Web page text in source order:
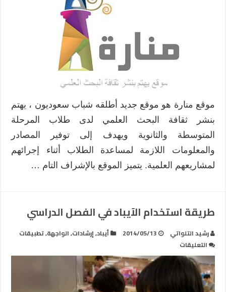
موقع منارة هو موقع جديد أطلقه شباب سعوديون ، يهتم
بنشر ثقافة البحث العلمي لدى طلاب المرحلة
المتوسطة والثانوية ويهدف إلى توفير المصادر
والمعلومات اللازمة لمساعدة الطلاب أثناء إجرائهم
لمشاريعهم العلمية. يتميز الموقع بالإشراف التام …
طريقة استخدام الآيباد في الفصل الدراسي
رشيد التلواتي 2014/05/13 أيباد,إرشادات,الواجهة,تطبيقات
التعليقات
طريقة